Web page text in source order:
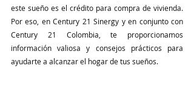
este sueño es el crédito para compra de vivienda.
Por eso, en Century 21 Sinergy
Century 21 Colombia , te proporcionamos
información valiosa y consejos prácticos para
ayudarte a alcanzar el hogar de tus sueños.